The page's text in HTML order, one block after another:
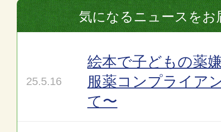
気になるニュースをお
25.5.16
絵本で子どもの薬
服薬コンプライア
て〜